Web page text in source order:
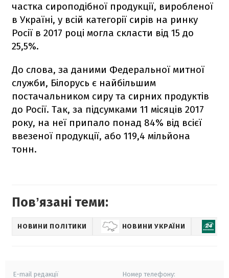
частка сироподібної продукції, виробленої
в Україні, у всій категорії сирів на ринку
Росії в 2017 році могла скласти від 15 до
25,5%.
До слова, за даними Федеральної митної
служби, Білорусь є найбільшим
постачальником сиру та сирних продуктів
до Росії. Так, за підсумками 11 місяців 2017
року, на неї припало понад 84% від всієї
ввезеної продукції, або 119,4 мільйона
тонн.
Повʼязані теми:
НОВИНИ ПОЛІТИКИ НОВИНИ УКРАЇНИ
E-mail редакції Номер телефону: